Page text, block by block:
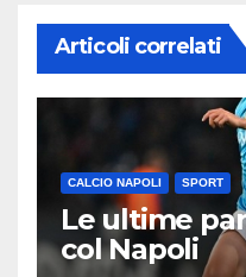
Articoli correlati
CALCIO NAPOLI SPORT
Le ultime
col Napoli